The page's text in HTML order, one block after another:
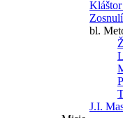
bl.
J.I.